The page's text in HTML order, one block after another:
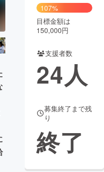
CAMPFIRE Creation
ya コミュニティ
107%
目標金額は
150,000円
支援者数
24人
募集終了まで残
り
終了